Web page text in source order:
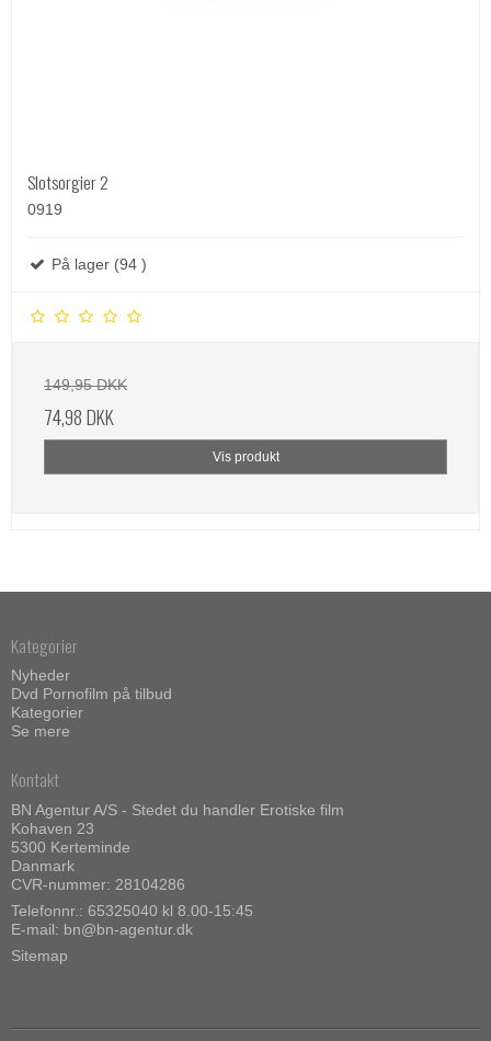
Slotsorgier 2
0919
På lager (94 )
149,95 DKK
74,98 DKK
Vis produkt
Kategorier
Nyheder
Dvd Pornofilm på tilbud
Kategorier
Se mere
Kontakt
BN Agentur A/S - Stedet du handler Erotiske film
Kohaven 23
5300 Kerteminde
Danmark
CVR-nummer: 28104286
Telefonnr.: 65325040 kl 8.00-15:45
E-mail: bn@bn-agentur.dk
Sitemap